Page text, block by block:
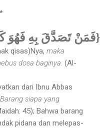
{فَمَنْ تَصَدَّقَ بِهِ فَهُوَ
qisas)Nya, maka
dosa baginya. (Al-
dari Ibnu Abbas
Barang siapa yang
45); Bahwa barang
pidana dan melepas­